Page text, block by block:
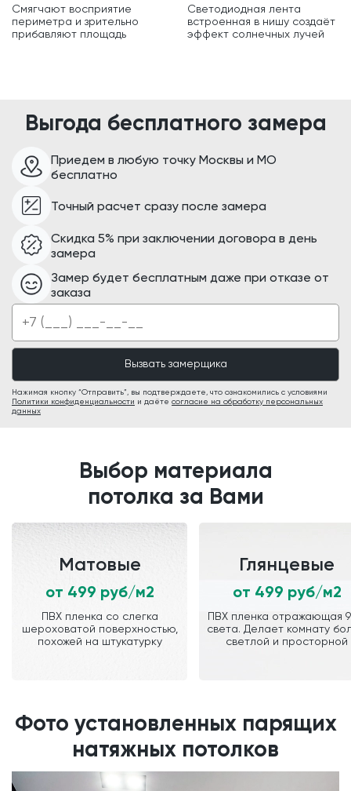
Смягчают восприятие
периметра и зрительно
прибавляют площадь
Светодиодная лента
встроенная в нишу создаёт
эффект солнечных лучей
Выгода бесплатного замера
Приедем в любую точку Москвы и МО
бесплатно
Точный расчет сразу после замера
Скидка 5% при заключении договора в день
замера
Замер будет бесплатным даже при отказе от
заказа
Нажимая кнопку “Отправить”, вы подтверждаете, что ознакомились с условиями
Политики конфиденциальности и даёте согласие на обработку персональных
данных
Выбор материала
потолка за Вами
Матовые
от 499 руб/м2
ПВХ пленка со слегка
шероховатой поверхностью,
похожей на штукатурку
Глянцевые
от 499 руб/м2
ПВХ пленка отражающая
света. Делает комнату
светлой и просторной
Фото установленных парящих
натяжных потолков